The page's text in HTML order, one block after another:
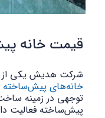
قیمت خانه
شرکت هدیش یکی از
خانه‌های پیش‌ساخته
توجهی در زمینه
پیش‌ساخته فعالیت